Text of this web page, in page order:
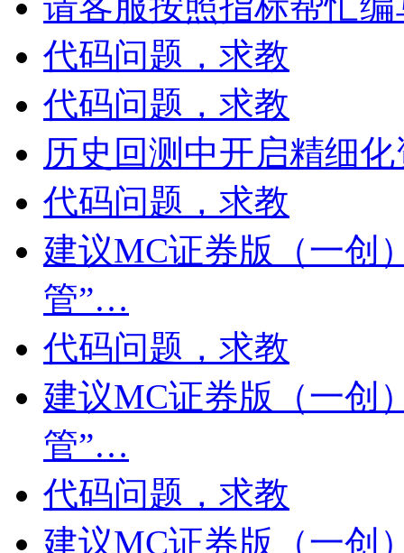
代码问题，求教
代码问题，求教
历史回测中开启精细
代码问题，求教
建议MC证券版（一创
管”…
代码问题，求教
建议MC证券版（一创
管”…
代码问题，求教
建议MC证券版（一创